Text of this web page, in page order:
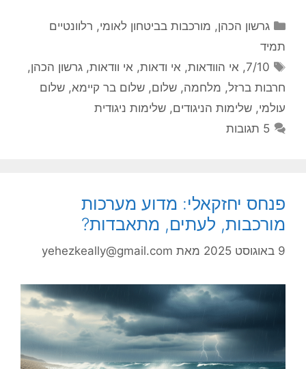
קטגוריות
גרשון הכהן, מורכבות בביטחון לאומי, רלוונטיים
תמיד
תגיות
7/10
, אי הוודאות, אי ודאות, אי וודאות,גרשון הכהן,
חרבות ברזל, מלחמה, שלום, שלום בר קיימא, שלום
עולמי, שלימות הניגודים, שלימות ניגודית
5 תגובות
פנחס יחזקאלי: מדוע מערכות
מורכבות, לעתים, מתאבדות?
9 באוגוסט 2025 מאת yehezkeally@gmail.com